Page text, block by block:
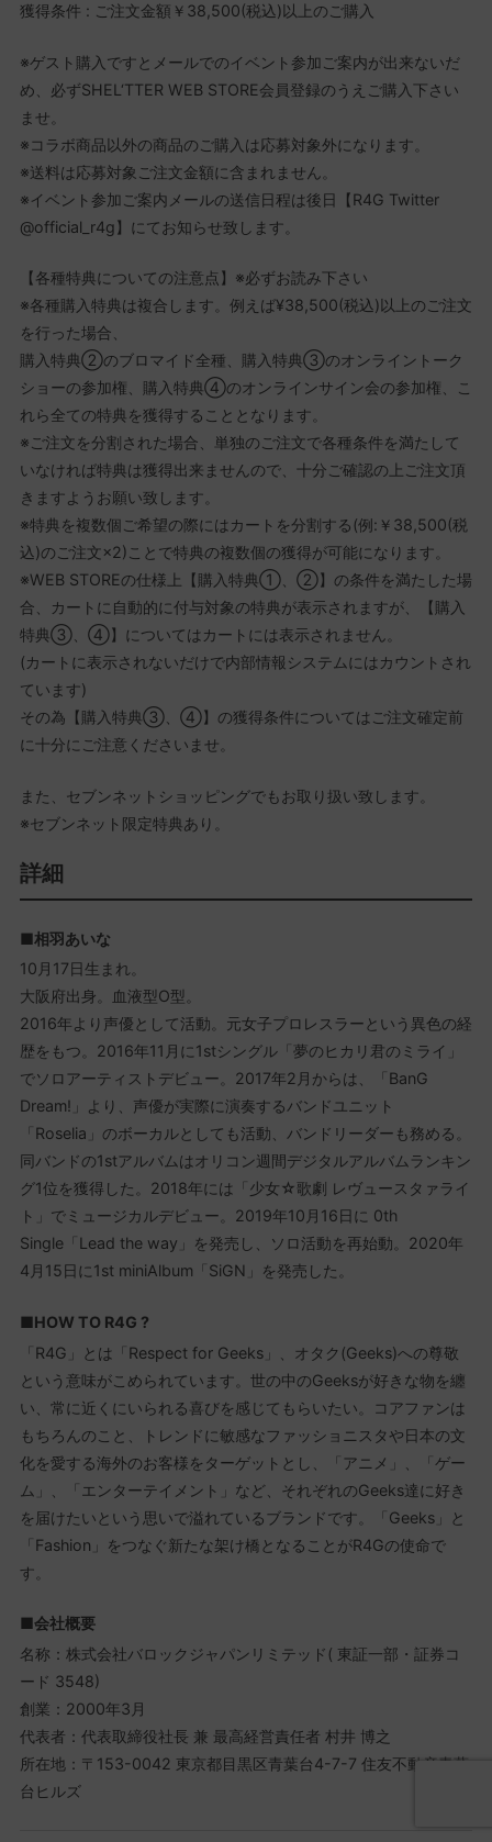
獲得条件 : ご注文金額￥38,500(税込)以上のご購入
※ゲスト購入ですとメールでのイベント参加ご案内が出来ないだ
め、必ずSHEL‘TTER WEB STORE会員登録のうえご購入下さい
ませ。
※コラボ商品以外の商品のご購入は応募対象外になります。
※送料は応募対象ご注文金額に含まれません。
※イベント参加ご案内メールの送信日程は後日【R4G Twitter
@official_r4g】にてお知らせ致します。
【各種特典についての注意点】※必ずお読み下さい
※各種購入特典は複合します。例えば¥38,500(税込)以上のご注文
を行った場合、
購入特典②のブロマイド全種、購入特典③のオンライントーク
ショーの参加権、購入特典④のオンラインサイン会の参加権、こ
れら全ての特典を獲得することとなります。
※ご注文を分割された場合、単独のご注文で各種条件を満たして
いなければ特典は獲得出来ませんので、十分ご確認の上ご注文頂
きますようお願い致します。
※特典を複数個ご希望の際にはカートを分割する(例:￥38,500(税
込)のご注文×2)ことで特典の複数個の獲得が可能になります。
※WEB STOREの仕様上【購入特典①、②】の条件を満たした場
合、カートに自動的に付与対象の特典が表示されますが、【購入
特典③、④】についてはカートには表示されません。
(カートに表示されないだけで内部情報システムにはカウントされ
ています)
その為【購入特典③、④】の獲得条件についてはご注文確定前
に十分にご注意くださいませ。
また、セブンネットショッピングでもお取り扱い致します。
※セブンネット限定特典あり。
詳細
■相羽あいな
10月17日生まれ。
大阪府出身。血液型O型。
2016年より声優として活動。元女子プロレスラーという異色の経
歴をもつ。2016年11月に1stシングル「夢のヒカリ君のミライ」
でソロアーティストデビュー。2017年2月からは、「BanG
Dream!」より、声優が実際に演奏するバンドユニット
「Roselia」のボーカルとしても活動、バンドリーダーも務める。
同バンドの1stアルバムはオリコン週間デジタルアルバムランキン
グ1位を獲得した。2018年には「少女☆歌劇 レヴュースタァライ
ト」でミュージカルデビュー。2019年10月16日に 0th
Single「Lead the way」を発売し、ソロ活動を再始動。2020年
4月15日に1st miniAlbum「SiGN」を発売した。
■HOW TO R4G ?
「R4G」とは「Respect for Geeks」、オタク(Geeks)への尊敬
という意味がこめられています。世の中のGeeksが好きな物を纏
い、常に近くにいられる喜びを感じてもらいたい。コアファンは
もちろんのこと、トレンドに敏感なファッショニスタや日本の文
化を愛する海外のお客様をターゲットとし、「アニメ」、「ゲー
ム」、「エンターテイメント」など、それぞれのGeeks達に好き
を届けたいという思いで溢れているブランドです。「Geeks」と
「Fashion」をつなぐ新たな架け橋となることがR4Gの使命で
す。
■会社概要
名称：株式会社バロックジャパンリミテッド( 東証一部・証券コ
ード 3548)
創業：2000年3月
代表者：代表取締役社長 兼 最高経営責任者 村井 博之
所在地：〒153-0042 東京都目黒区青葉台4-7-7 住友不動産青葉
台ヒルズ